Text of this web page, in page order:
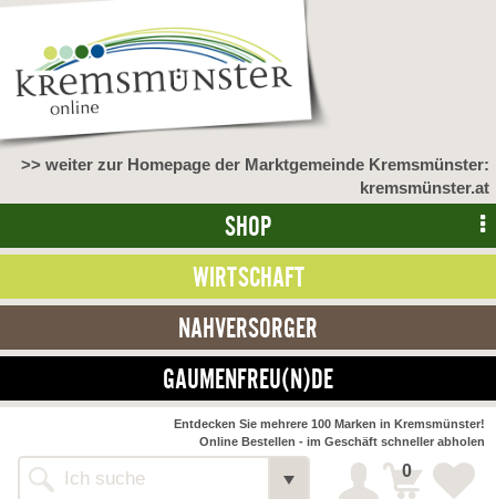
>> weiter zur Homepage der Marktgemeinde Kremsmünster:
kremsmünster.at
SHOP
WIRTSCHAFT
NAHVERSORGER
GAUMENFREU(N)DE
Shop
Entdecken Sie mehrere 100 Marken in Kremsmünster!
Online Bestellen - im Geschäft schneller abholen
0